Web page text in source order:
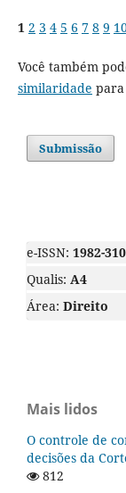
1 2 3 4 5 6 7 8 9
Você também
similaridade
Submissão
e-ISSN: 1982-
Qualis: A4
Área: Direito
Mais lidos
O controle de
decisões da
812